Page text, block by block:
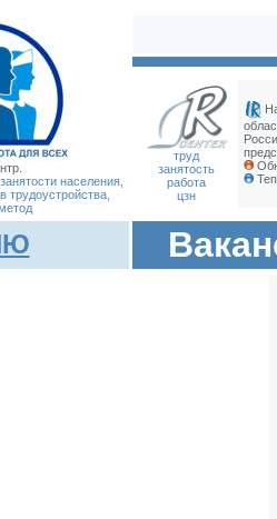
населения,
трудоустройства,
труд
занятость
работа
цзн
На